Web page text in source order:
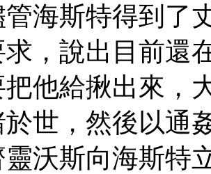
管海斯特得到了
求，說出目前還
把他給揪出來，
於世，然後以通
靈沃斯向海斯特